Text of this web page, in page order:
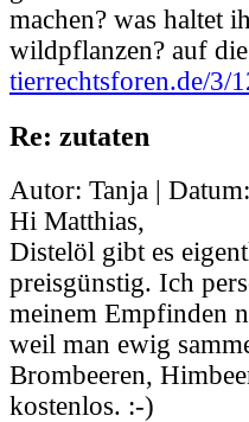
machen? was haltet
wildpflanzen? auf
tierrechtsforen.de/3/
Re: zutaten
Autor: Tanja | Datum:
Hi Matthias,
Distelöl gibt es
preisgünstig. Ich
meinem Empfinden
weil man ewig
Brombeeren,
kostenlos. :-)